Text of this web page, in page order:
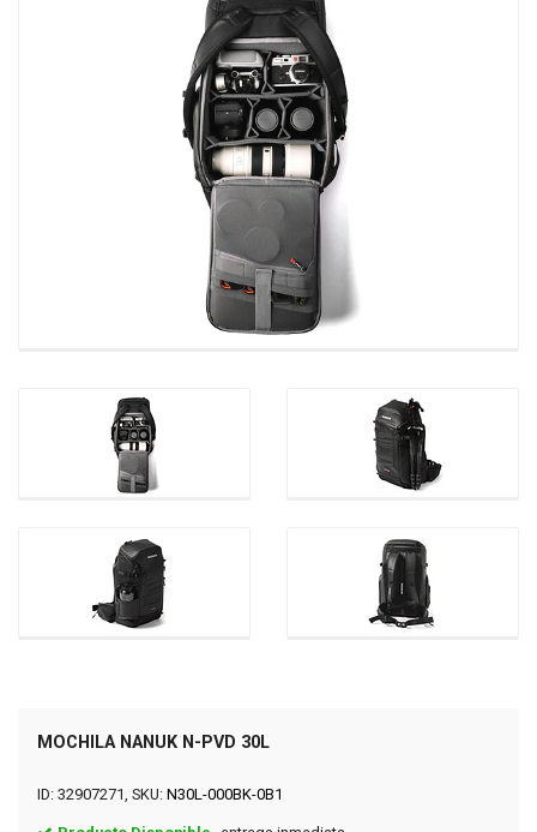
MOCHILA NANUK N-PVD 30L
ID: 32907271, SKU: N30L-000BK-0B1